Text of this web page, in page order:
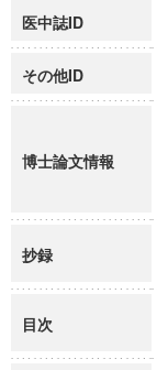
医中誌ID
その他ID
博士論文情報
抄録
目次